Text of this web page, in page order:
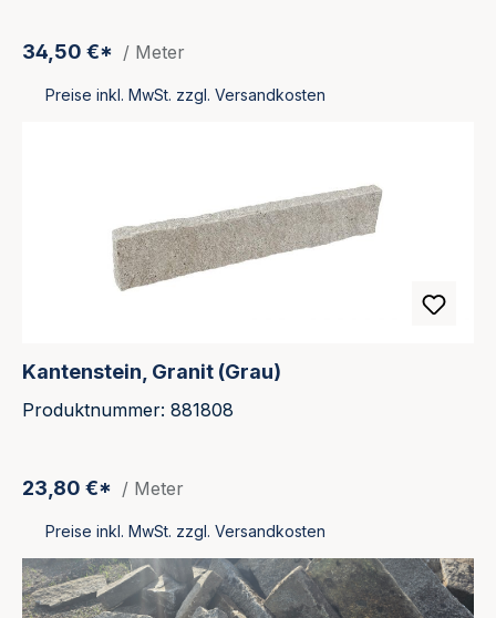
34,50 €* / Meter
Preise inkl. MwSt. zzgl. Versandkosten
Kantenstein, Granit (Grau)
Produktnummer: 881808
23,80 €* / Meter
Preise inkl. MwSt. zzgl. Versandkosten